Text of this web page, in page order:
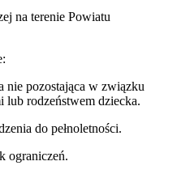
na terenie Powiatu
nie pozostająca w związku
lub rodzeństwem dziecka.
do pełnoletności.
ograniczeń.